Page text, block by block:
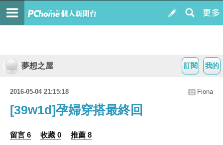
我的
訂閱
夢想之屋
2016-05-04 21:15:18 Fiona
[39w1d]孕婦穿搭最終回
留言 6 收藏 0 推薦 8